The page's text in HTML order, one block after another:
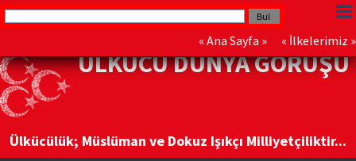
« Ana Sayfa » « İlkelerimiz »
ÜLKÜCÜ DÜNYA GÖRÜŞÜ
Ülkücülük; Müslüman ve Dokuz Işıkçı Milliyetçiliktir...